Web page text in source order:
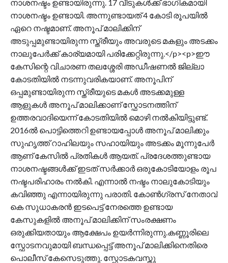
നാശനഷ്ടം ഉണ്ടായിരുന്നു. 17 വീടുകൾക്ക് ഭാഗികമായി
നാശനഷ്ടം ഉണ്ടായി. അന്നുണ്ടായത് 4 കോടി രൂപയിൽ
ഏറെ നഷ്ടമാണ്. അനൂപ് മാലിക്കിന്
അടുപ്പമുണ്ടായിരുന്ന സ്ത്രീയും അവരുടെ മകളും അടക്കം
നാലുപേർക്ക് കാര്യമായി പരിക്കേറ്റിരുന്നു.</p><p>ഈ
കേസിന്റെ വിചാരണ തലശ്ശേരി അഡീഷണൽ ജില്ലാ
കോടതിയിൽ നടന്നുവരികയാണ്. അനൂപിന്
ഒപ്പമുണ്ടായിരുന്ന സ്ത്രീയുടെ മകൾ അടക്കമുള്ള
ആളുകൾ അനൂപ് മാലിക്കാണ് സ്ഫോടനത്തിന്
ഉത്തരവാദിയെന്ന് കോടതിയിൽ മൊഴി നൽകിയിട്ടുണ്ട്.
2016ൽ പൊട്ടിത്തെറി ഉണ്ടായപ്പോൾ അനൂപ് മാലിക്കും
സുഹൃത്ത് റാഹിലയും സഹായിയും അടക്കം മൂന്നുപേർ
ആണ് കേസിൽ പ്രതികൾ ആയത്. പ്രദേശത്തുണ്ടായ
നാശനഷ്ടങ്ങൾക്ക് ഇടത് സർക്കാർ ഒരുകോടിയോളം രൂപ
നഷ്ടപരിഹാരം നൽകി. എന്നാൽ നഷ്ടം നാലുകോടിയും
കവിഞ്ഞു എന്നായിരുന്നു പരാതി. കോൺഗ്രസ് നേതാവ്
കെ സുധാകരൻ ഇടപെട്ട് നേരത്തെ ഉണ്ടായ
കേസുകളിൽ അനൂപ് മാലിക്കിന് സംരക്ഷണം
ഒരുക്കിയതായും ആക്ഷേപം ഉയർന്നിരുന്നു.കണ്ണൂരിലെ
സ്ഫോടനവുമായി ബന്ധപ്പെട്ട് അനൂപ്‌ മാലിക്കിനെതിരെ
പൊലീസ് കേസെടുത്തു. സ്ഫോടകവസ്തു